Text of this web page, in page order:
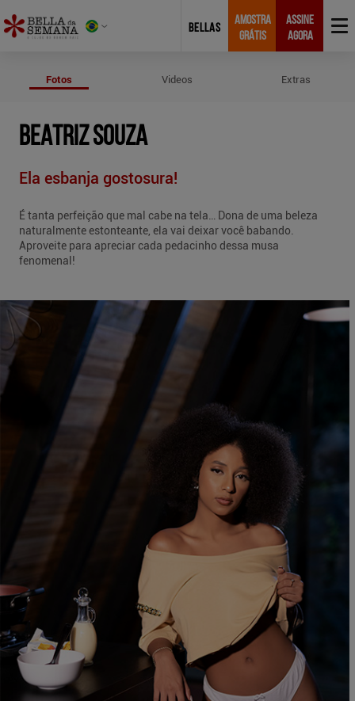
BELLAS
AMOSTRA
GRÁTIS
ASSINE
AGORA
Fotos Videos Extras
BEATRIZ SOUZA
Ela esbanja gostosura!
É tanta perfeição que mal cabe na tela… Dona de uma beleza
naturalmente estonteante, ela vai deixar você babando.
Aproveite para apreciar cada pedacinho dessa musa
fenomenal!